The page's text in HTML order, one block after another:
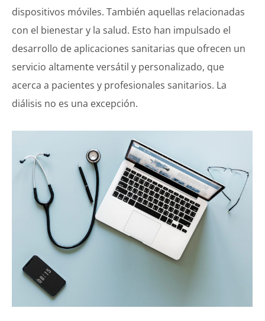
dispositivos móviles. También aquellas relacionadas
con el bienestar y la salud. Esto han impulsado el
desarrollo de aplicaciones sanitarias que ofrecen un
servicio altamente versátil y personalizado, que
acerca a pacientes y profesionales sanitarios. La
diálisis no es una excepción.